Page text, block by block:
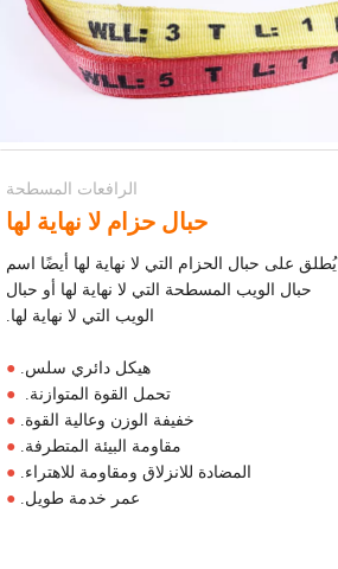
الرافعات المسطحة
حبال حزام لا نهاية لها
يُطلق على حبال الحزام التي لا نهاية لها أيضًا اسم
حبال الويب المسطحة التي لا نهاية لها أو حبال
الويب التي لا نهاية لها.
● هيكل دائري سلس.
● تحمل القوة المتوازنة.
● خفيفة الوزن وعالية القوة.
● مقاومة البيئة المتطرفة.
● المضادة للانزلاق ومقاومة للاهتراء.
● عمر خدمة طويل.